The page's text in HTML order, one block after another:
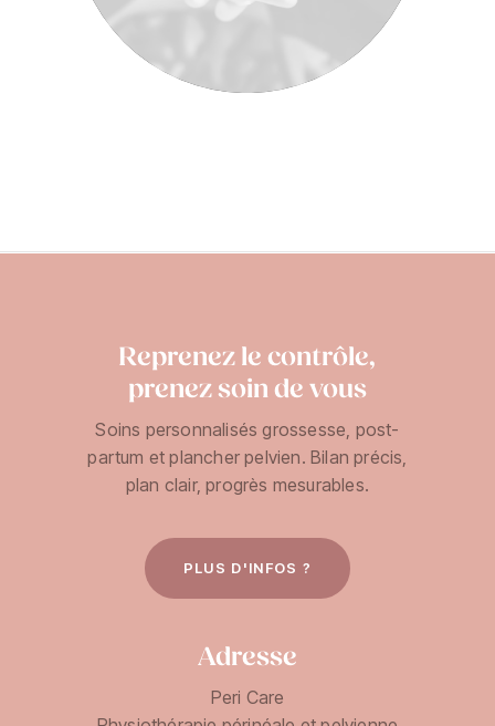
Reprenez le contrôle,
prenez soin de vous
Soins personnalisés grossesse, post-
partum et plancher pelvien. Bilan précis,
plan clair, progrès mesurables.
PLUS D'INFOS ?
Adresse
Peri Care